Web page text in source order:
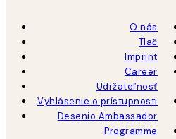
O nás
Tlač
Imprint
Career
Udržateľnosť
Vyhlásenie o prístupnosti
Desenio Ambassador
Programme